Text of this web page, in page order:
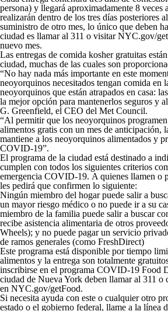
persona) y llegará aproximadamente 8 veces
realizarán dentro de los tres días posteriores
suministro de otro mes, lo único que deben
ciudad es llamar al 311 o visitar NYC.gov/
nuevo mes.
Las entregas de comida kosher gratuitas
ciudad, muchas de las cuales son
“No hay nada más importante en este
neoyorquinos necesitados tengan comida en
neoyorquinos que están atrapados en casa:
la mejor opción para mantenerlos seguros y
G. Greenfield, el CEO del Met Council.
“Al permitir que los neoyorquinos programen
alimentos gratis con un mes de anticipación,
mantiene a los neoyorquinos alimentados y
COVID-19”.
El programa de la ciudad está destinado a
cumplen con todos los siguientes criterios
emergencia COVID-19. A quienes llamen o
les pedirá que confirmen lo siguiente:
Ningún miembro del hogar puede salir a
un mayor riesgo médico o no puede ir a su
miembro de la familia puede salir a buscar
recibe asistencia alimentaria de otros
Wheels); y no puede pagar un servicio
de ramos generales (como FreshDirect)
Este programa está disponible por tiempo
alimentos y la entrega son totalmente
inscribirse en el programa COVID-19 Food
ciudad de Nueva York deben llamar al 311 o
en NYC.gov/getFood.
Si necesita ayuda con este o cualquier otro
estado o el gobierno federal, llame a la línea